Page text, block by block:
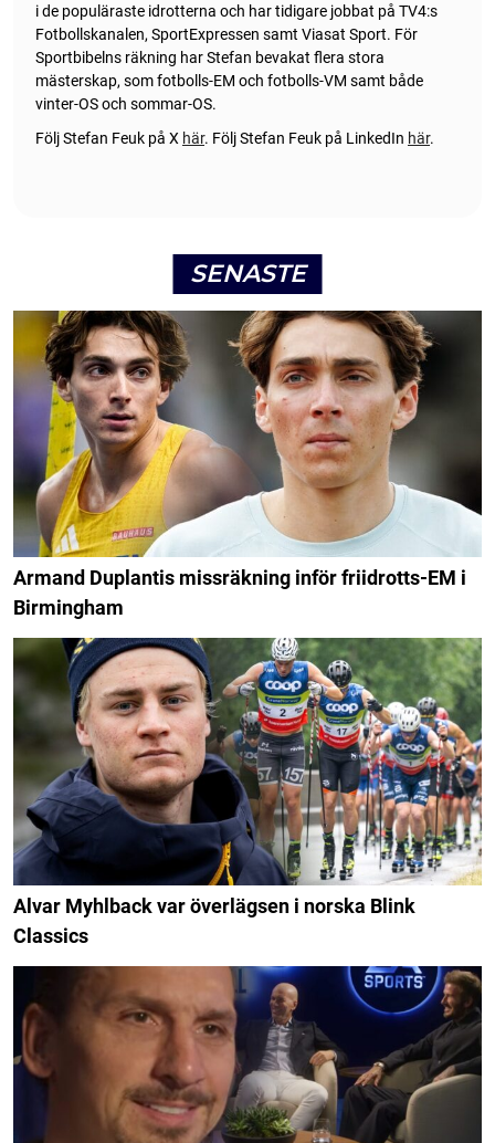
i de populäraste idrotterna och har tidigare jobbat på TV4:s
Fotbollskanalen, SportExpressen samt Viasat Sport. För
Sportbibelns räkning har Stefan bevakat flera stora
mästerskap, som fotbolls-EM och fotbolls-VM samt både
vinter-OS och sommar-OS.
Följ Stefan Feuk på X här. Följ Stefan Feuk på LinkedIn här.
SENASTE
Armand Duplantis missräkning inför friidrotts-EM i
Birmingham
Alvar Myhlback var överlägsen i norska Blink
Classics